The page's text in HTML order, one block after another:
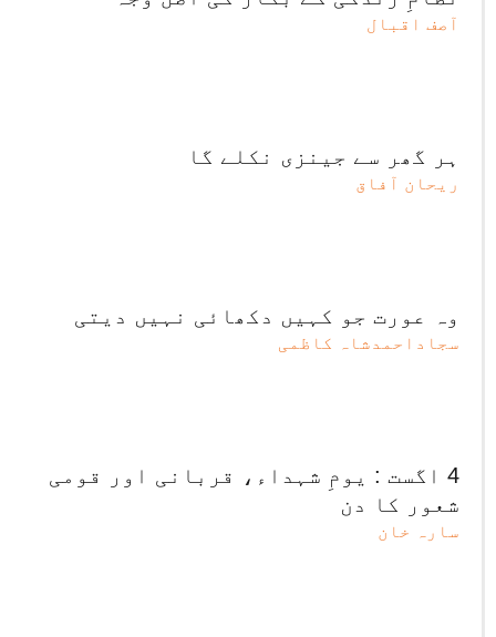
آصف اقبال
ہر گھر سے جینزی نکلے گا
ریحان آفاق
وہ عورت جو کہیں دکھائی نہیں دیتی
سجاداحمدشاہ کاظمی
4 اگست : یومِ شہداء، قربانی اور قومی
شعور کا دن
سارہ خان